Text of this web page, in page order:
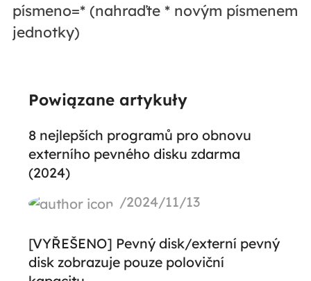
písmeno=* (nahraďte * novým písmenem
jednotky)
Powiązane artykuły
8 nejlepších programů pro obnovu
externího pevného disku zdarma
(2024)
/2024/11/13
[VYŘEŠENO] Pevný disk/externí pevný
disk zobrazuje pouze poloviční